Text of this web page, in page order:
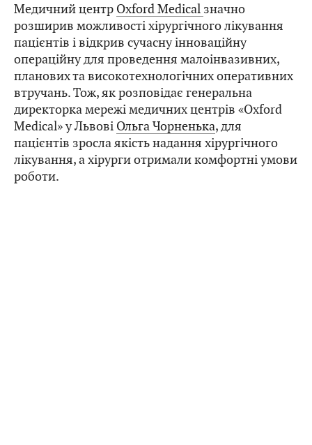
Медичний центр Oxford Medical значно
розширив можливості хірургічного лікування
пацієнтів і відкрив сучасну інноваційну
операційну для проведення малоінвазивних,
планових та високотехнологічних оперативних
втручань. Тож, як розповідає генеральна
директорка мережі медичних центрів «Oxford
Medical» у Львові Ольга Чорненька, для
пацієнтів зросла якість надання хірургічного
лікування, а хірурги отримали комфортні умови
роботи.